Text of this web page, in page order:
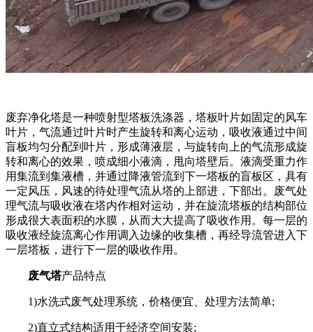
废弃净化塔是一种喷射型塔板洗涤器，塔板叶片如固定的风车
叶片，气流通过叶片时产生旋转和离心运动，吸收液通过中间
盲板均匀分配到叶片，形成薄液层，与旋转向上的气流形成旋
转和离心的效果，喷成细小液滴，甩向塔壁后。液滴受重力作
用集流到集液槽，并通过降液管流到下一塔板的盲板区，具有
一定风压，风速的待处理气流从塔的上部进，下部出。废气处
理气流与吸收液在塔内作相对运动，并在旋流塔板的结构部位
形成很大表面积的水膜，从而大大提高了吸收作用。每一层的
吸收液经旋流离心作用调入边缘的收集槽，再经导流管进入下
一层塔板，进行下一层的吸收作用。
废气塔产品特点
1)水洗式废气处理系统，价格便宜、处理方法简单;
2)直立式结构适用于经济空间安装;